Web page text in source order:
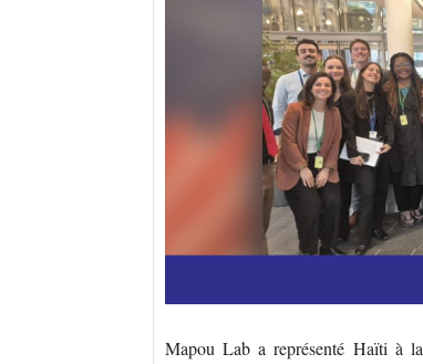
Mapou Lab a représenté Haïti à